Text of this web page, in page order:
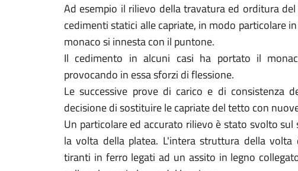
Ad esempio il rilievo della travatura ed orditura
cedimenti statici alle capriate, in modo particolare
monaco si innesta con il puntone.
Il cedimento in alcuni casi ha portato il
provocando in essa sforzi di flessione.
Le successive prove di carico e di consistenza
decisione di sostituire le capriate del tetto con
Un particolare ed accurato rilievo è stato svolto
la volta della platea. L'intera struttura della
tiranti in ferro legati ad un assito in legno